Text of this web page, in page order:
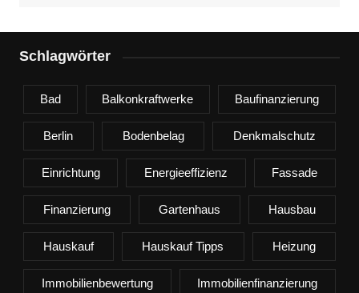
Schlagwörter
Bad Balkonkraftwerke Baufinanzierung
Berlin Bodenbelag Denkmalschutz
Einrichtung Energieeffizienz Fassade
Finanzierung Gartenhaus Hausbau
Hauskauf Hauskauf Tipps Heizung
Immobilienbewertung Immobilienfinanzierung